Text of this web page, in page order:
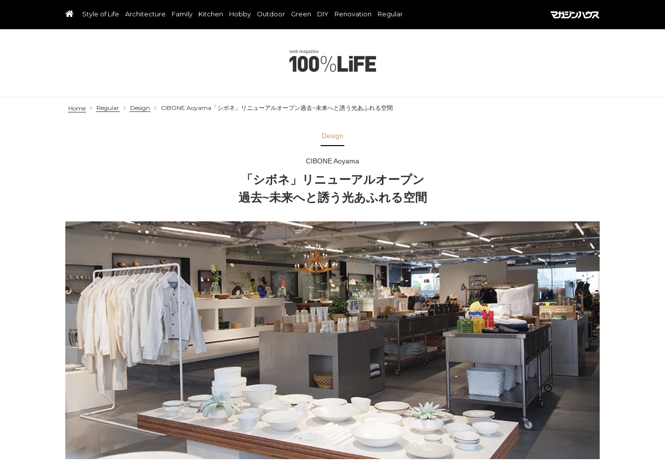
Style of Life Architecture Family Kitchen Hobby Outdoor Green DIY Renovation Regular
Home Regular Design CIBONE Aoyama「シボネ」リニューアルオープン過去~未来へと誘う光あふれる空間
Design
CIBONE Aoyama
「シボネ」リニューアルオープン
過去~未来へと誘う光あふれる空間